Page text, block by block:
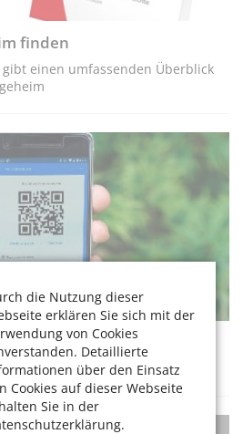
die Nutzung dieser
erklären Sie sich mit der
von Cookies
Detaillierte
über den Einsatz
Cookies auf dieser Webseite
Sie in der
finden
einen umfassenden Überblick
Parkscheinautomaten
beim Parken